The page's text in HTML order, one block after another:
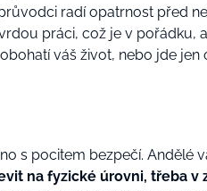
radí opatrnost před
práci, což je v pořádku,
váš život, nebo jde jen
s pocitem bezpečí. Andělé
na fyzické úrovni, třeba v